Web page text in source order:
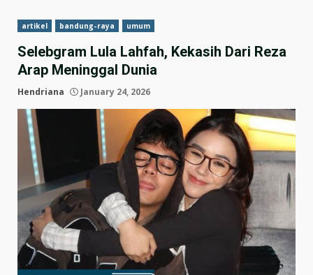
artikel bandung-raya umum
Selebgram Lula Lahfah, Kekasih Dari Reza
Arap Meninggal Dunia
Hendriana January 24, 2026